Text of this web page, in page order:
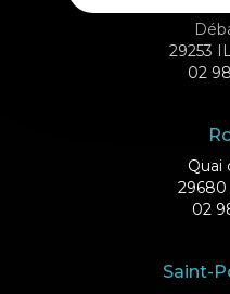
29253
02
Quai
29680
02
Saint-